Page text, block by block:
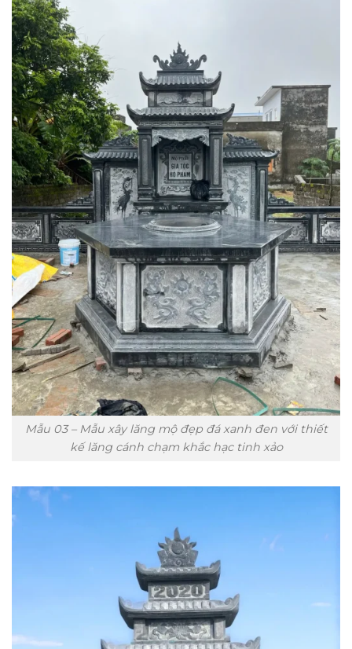
Mẫu 03 – Mẫu xây lăng mộ đẹp đá xanh đen với thiết
kế lăng cánh chạm khắc hạc tinh xảo